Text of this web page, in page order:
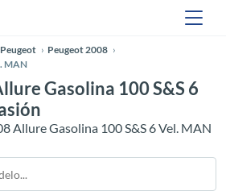
Peugeot
Peugeot 2008
MAN
Gasolina 100 S&S 6
Allure Gasolina 100 S&S 6 Vel. MAN